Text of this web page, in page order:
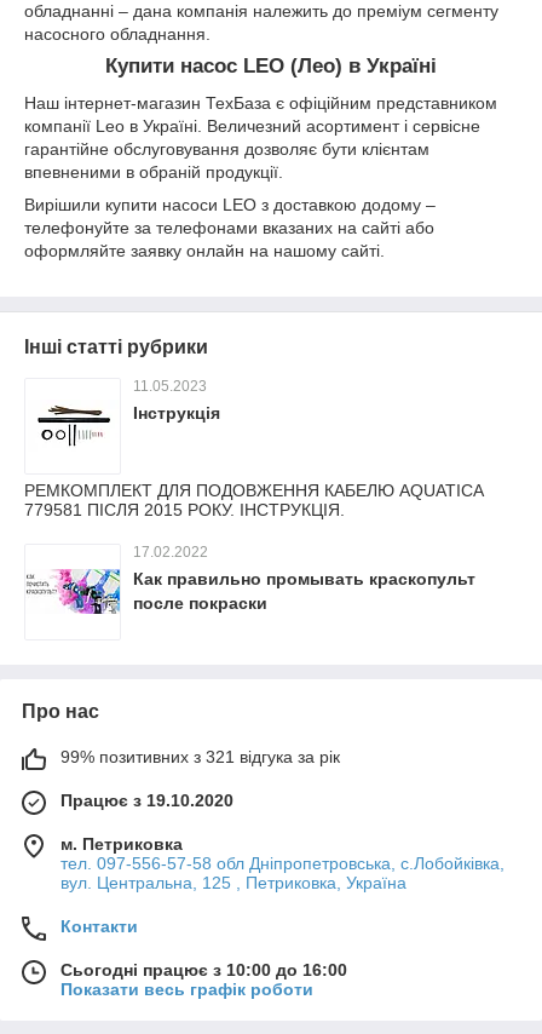
обладнанні – дана компанія належить до преміум сегменту
насосного обладнання.
Купити насос LEO (Лео) в Україні
Наш інтернет-магазин ТехБаза є офіційним представником
компанії Leo в Україні. Величезний асортимент і сервісне
гарантійне обслуговування дозволяє бути клієнтам
впевненими в обраній продукції.
Вирішили купити насоси LEO з доставкою додому –
телефонуйте за телефонами вказаних на сайті або
оформляйте заявку онлайн на нашому сайті.
Інші статті рубрики
11.05.2023
Інструкція
РЕМКОМПЛЕКТ ДЛЯ ПОДОВЖЕННЯ КАБЕЛЮ AQUATICA
779581 ПІСЛЯ 2015 РОКУ. ІНСТРУКЦІЯ.
17.02.2022
Как правильно промывать краскопульт
после покраски
Про нас
99% позитивних з 321 відгука за рік
Працює з 19.10.2020
м. Петриковка
тел. 097-556-57-58 обл Дніпропетровська, с.Лобойківка,
вул. Центральна, 125 , Петриковка, Україна
Контакти
Сьогодні працює з 10:00 до 16:00
Показати весь графік роботи